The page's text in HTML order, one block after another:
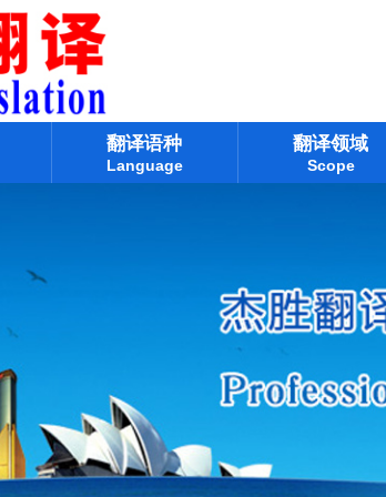
翻译语种
Language
翻译领域
Scope